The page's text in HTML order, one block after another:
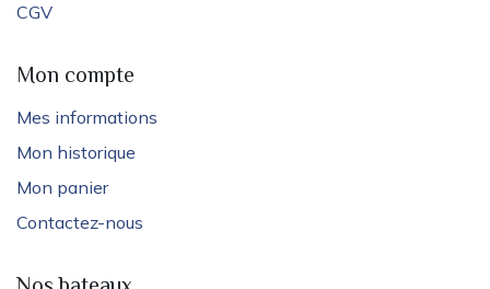
CGV
Mon compte
Mes informations
Mon historique
Mon panier
Contactez-nous